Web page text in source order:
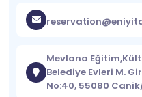
Mevlana
Belediye Evleri M.
No:40, 55080